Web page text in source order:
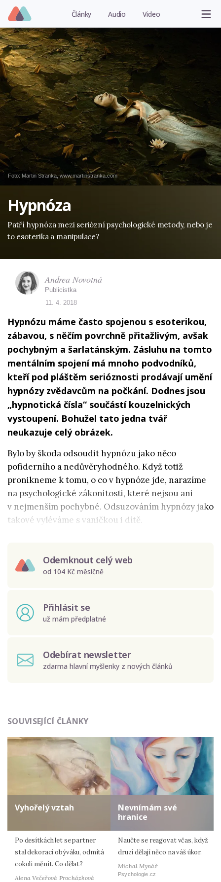
Články Audio Video
Foto: Martin Stranka, www.martinstranka.com
Hypnóza
Patří hypnóza mezi seriózní psychologické metody, nebo je
to esoterika a manipulace?
Hypnózu máme často spojenou s esoterikou,
zábavou, s něčím povrchně přitažlivým, avšak
pochybným a šarlatánským. Zásluhu na tomto
mentálním spojení má mnoho podvodníků,
kteří pod pláštěm serióznosti prodávají umění
hypnózy zvědavcům na počkání. Dodnes jsou
„hypnotická čísla“ součástí kouzelnických
vystoupení. Bohužel tato jedna tvář
neukazuje celý obrázek.
Bylo by škoda odsoudit hypnózu jako něco
pofiderního a nedůvěryhodného. Když totiž
pronikneme k tomu, o co v hypnóze jde, narazíme
na psychologické zákonitosti, které nejsou ani
v nejmenším pochybné. Odsuzováním hypnózy jako
takové vyléváme s vaničkou i dítě.
Odemknout celý web
od 104 Kč měsíčně
Přihlásit se
už mám předplatné
Odebírat newsletter
zdarma hlavní myšlenky z nových článků
údajů.
Andrea Novotná
Publicistka
11. 4. 2018
SOUVISEJÍCÍ ČLÁNKY
Vyhořelý vztah
Po desítkách let se partner
stal dekorací obýváku, odmítá
cokoli měnit. Co dělat?
Alena Večeřová Procházková
Nevnímám své
hranice
Naučte se reagovat včas, když
druzí dělají něco na váš úkor.
Michal Mynář
Psychologie.cz